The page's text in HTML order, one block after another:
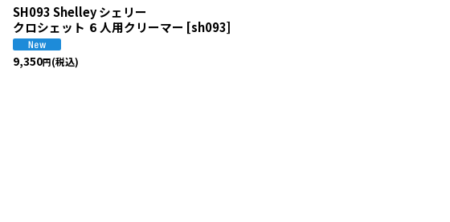
SH093 Shelley シェリー
クロシェット ６人用クリーマー [sh093]
9,350円(税込)